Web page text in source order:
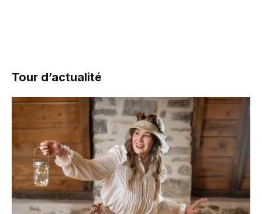
Tour d’actualité